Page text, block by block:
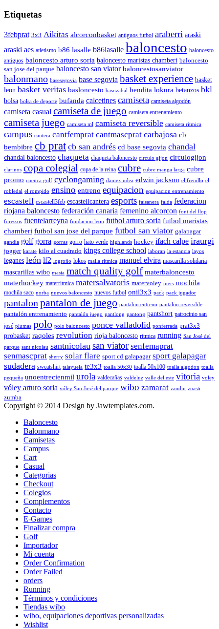
Etiquetas
3febprat 3x3 Aikitas alcorconbasket antiguos futbol araberri araski
araski aes atletismo b86 lasalle b86lasalle baloncesto baloncesto
antiguos baloncesto arturo soria baloncesto maristas chamberi baloncesto
san jose del parque baloncesto san viator baloncestosanviator
balonmano basesegovia base segovia basket experience basket
leon basket veritas basloncesto basozabal bendita lokura betanzos bkl
bolsa bolsa de deporte bufanda calcetines camiseta camiseta algodón
camiseta casual camiseta de juego camiseta entrenamiento
camiseta juego camiseta ml camiseta reversible camiseta ritmica
campus cantera cantfemprat cantmascprat carbajosa cb
bembibre cb prat cb san andrés cd base segovia chandal
chandal baloncesto chaqueta chaqueta baloncesto circulo gijon circulogijon
clarinos copa colegial copa de la reina cubre cubre manga larga cubre
promo cuenca golf cyclongaming damex udea edwin jackson el frenillo el
robledal el rompido ensino entreno equipacion equipacion entrenamiento
escastell escastell3feb escastellcantera esports faisanera falda federacion
riojana baloncesto federación canaria femenino alcorcon font del llop
foressos fuentelarreyna fundacion leon futbol arturo soria futbol maristas
chamberi futbol san jose del parque futbol san viator galapagar
gandia golf gorra gorras gorro hato verde highlands hockey ifach calpe iraurgi
jogger karate kilo al cuadrado kings college school laboran la estancia layos
leganes león lf2 logroño lokos malla ritmica manuel elvira mascarilla solidaria
mascarillas wibo masia match quality golf materbaloncesto
materhockey materritmica matersalvatoris matervoley meis mochila
mochila saco norba nuevos baloncesto nuevos futbol onil3x3 pack pack jugador
pantalonpantalon de juego pantalon entreno pantalon reversible
pantalón entrenamiento pantalón juego pantlong pantong pantshort patrocinio san
josé plumas polo polo baloncesto ponce valladolid ponferrada prat3x3
probasket raqoles revolution rioja baloncesto ritmica running San José del
parque sant nicolau santnicolau san viator senfemaprat
senmascprat sherry solar flare sport cd galapagar sport galapagar
sudadera sweatshirt talayuela te3x3 toalla 50x30 toalla 50x100 toalla algodon toalla
pequeña unoentrecienmil urola valdecañas valdeluz valle del este vitoria voley
vóley arturo soria vóley San José del parque wibo zamarat zaudin zuasti
zumba
Copyright © 2014 Design by Jawtemplates.com.
Baloncesto
Balonmano
Camisetas
Campus
Cart
Casual
Categorias
Checkout
Colegios
Complementos
Contacto
E-Games
Finalizar compra
Golf
Importador
Mi cuenta
Order Confirmation
Order Failed
orders
Running
Términos y condiciones
Tiendas wibo
wibo, equipaciones deportivas personalizadas
Wishlist